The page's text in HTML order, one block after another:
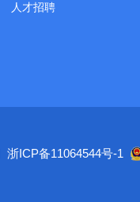
人才招聘
浙ICP备11064544号-1